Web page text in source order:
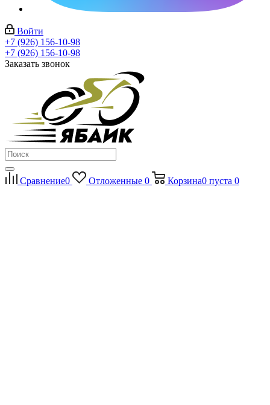
Войти
+7 (926) 156-10-98
+7 (926) 156-10-98
Заказать звонок
Сравнение0 Отложенные 0 Корзина0 пуста 0